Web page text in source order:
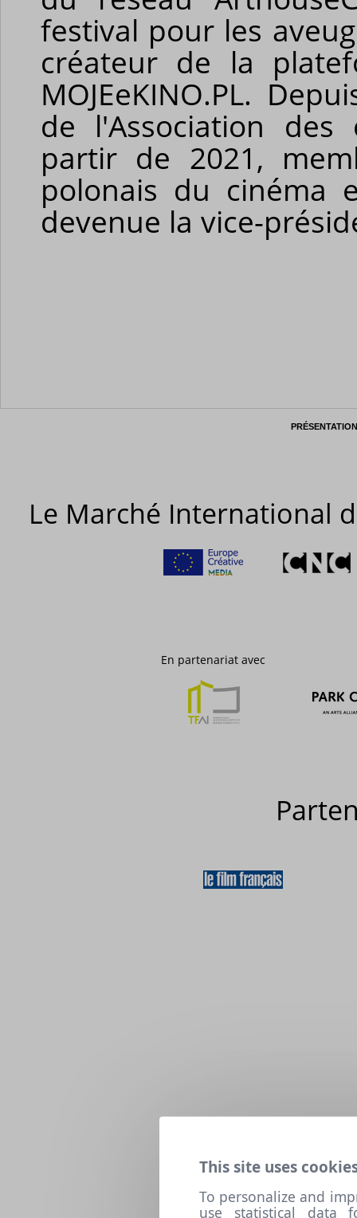
festival pour les
créateur de la
MOJEeKINO.PL.
de l'Association
partir de 2021,
polonais du cinéma
devenue la vice-
PRÉSENTATION
Le Marché International
En partenariat avec
This site uses
To personalize and
use statistical data